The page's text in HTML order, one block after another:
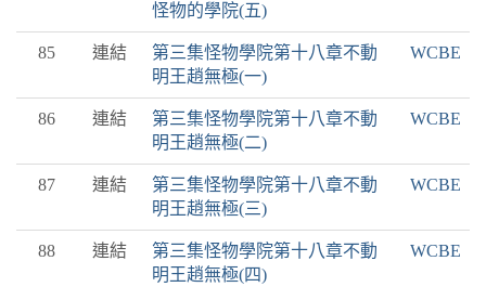
怪物的學院(五)
85 連結
第三集怪物學院第十八章不動
明王趙無極(一)
WCBE
86 連結
第三集怪物學院第十八章不動
明王趙無極(二)
WCBE
87 連結
第三集怪物學院第十八章不動
明王趙無極(三)
WCBE
88 連結
第三集怪物學院第十八章不動
明王趙無極(四)
WCBE